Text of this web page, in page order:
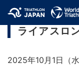
【2025エイ
ライアスロ
2025年10月1日（水